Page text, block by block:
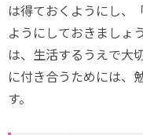
は得ておくようにし、
ようにしておきましょ
は、生活するうえで大
に付き合うためには、
す。